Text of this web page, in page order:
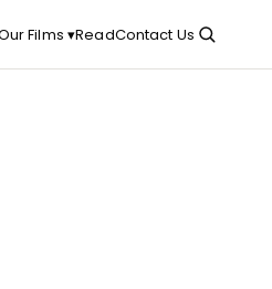
Films ▾ReadContact Us